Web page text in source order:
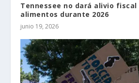
Tennessee no dará alivio fiscal
alimentos durante 2026
junio 19, 2026